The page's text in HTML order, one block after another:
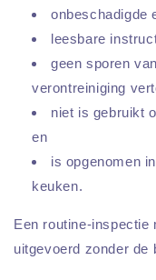
onbeschadigde
leesbare
geen sporen
verontreiniging
niet is gebruikt
en
is opgenomen
keuken.
Een routine-inspectie
uitgevoerd zonder de